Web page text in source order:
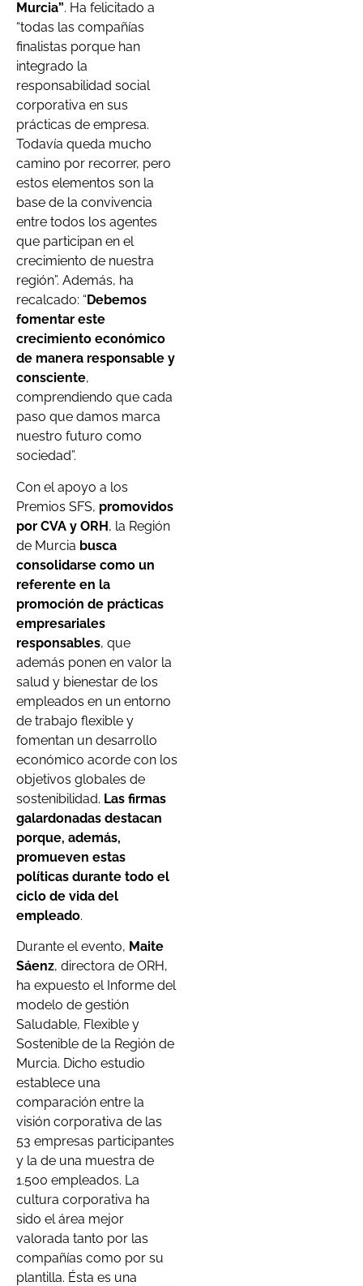
Murcia”. Ha felicitado a
“todas las compañías
finalistas porque han
integrado la
responsabilidad social
corporativa en sus
prácticas de empresa.
Todavía queda mucho
camino por recorrer, pero
estos elementos son la
base de la convivencia
entre todos los agentes
que participan en el
crecimiento de nuestra
región”. Además, ha
recalcado: “ Debemos
fomentar este
crecimiento económico
de manera responsable y
consciente,
comprendiendo que cada
paso que damos marca
nuestro futuro como
sociedad”.
Con el apoyo a los
Premios SFS, promovidos
por CVA y ORH, la Región
de Murcia busca
consolidarse como un
referente en la
promoción de prácticas
empresariales
responsables, que
además ponen en valor la
salud y bienestar de los
empleados en un entorno
de trabajo flexible y
fomentan un desarrollo
económico acorde con los
objetivos globales de
sostenibilidad. Las firmas
galardonadas destacan
porque, además,
promueven estas
políticas durante todo el
ciclo de vida del
empleado.
Durante el evento, Maite
Sáenz, directora de ORH,
ha expuesto el Informe del
modelo de gestión
Saludable, Flexible y
Sostenible de la Región de
Murcia. Dicho estudio
establece una
comparación entre la
visión corporativa de las
53 empresas participantes
y la de una muestra de
1.500 empleados. La
cultura corporativa ha
sido el área mejor
valorada tanto por las
compañías como por su
plantilla. Ésta es una